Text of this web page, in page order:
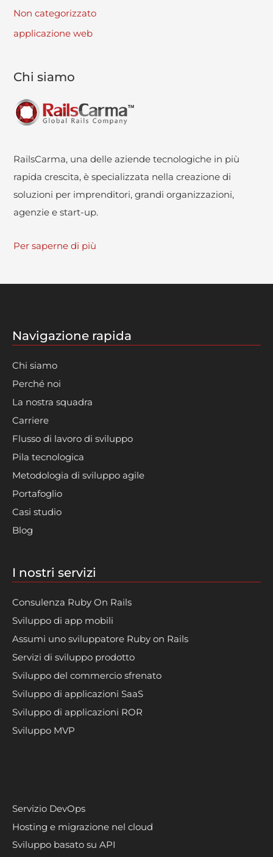
Non categorizzato
applicazione web
Chi siamo
RailsCarma, una delle aziende tecnologiche in più
rapida crescita, è specializzata nella creazione di
soluzioni per imprenditori, grandi organizzazioni,
agenzie e start-up.
Per saperne di più
Navigazione rapida
Chi siamo
Perché noi
La nostra squadra
Carriere
Flusso di lavoro di sviluppo
Pila tecnologica
Metodologia di sviluppo agile
Portafoglio
Casi studio
Blog
I nostri servizi
Consulenza Ruby On Rails
Sviluppo di app mobili
Assumi uno sviluppatore Ruby on Rails
Servizi di sviluppo prodotto
Sviluppo del commercio sfrenato
Sviluppo di applicazioni SaaS
Sviluppo di applicazioni ROR
Sviluppo MVP
Servizio DevOps
Hosting e migrazione nel cloud
Sviluppo basato su API